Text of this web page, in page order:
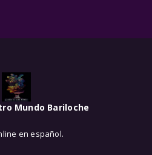
Mundo Bariloche
en español.